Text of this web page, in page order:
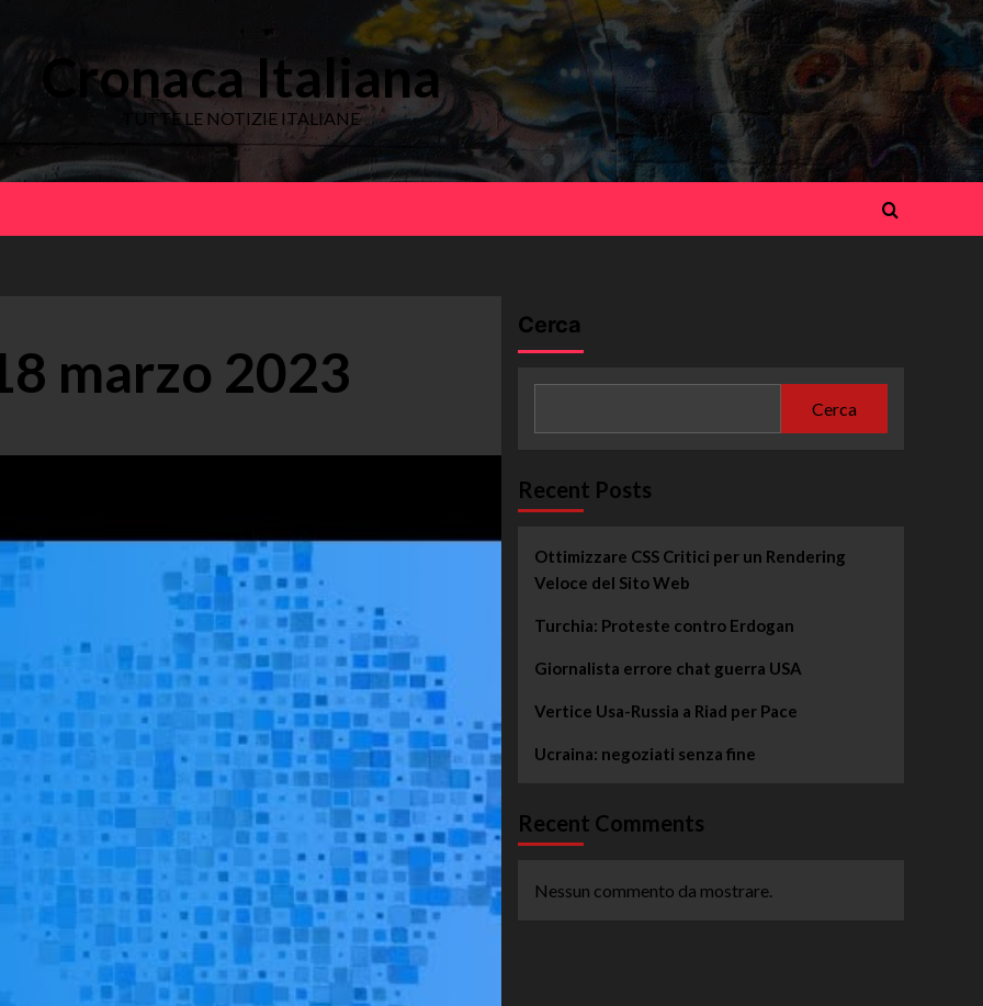
Cronaca Italiana
TUTTE LE NOTIZIE ITALIANE
marzo 2023
Cerca
Cerca
Recent Posts
Ottimizzare CSS Critici per un Rendering
Veloce del Sito Web
Turchia: Proteste contro Erdogan
Giornalista errore chat guerra USA
Vertice Usa-Russia a Riad per Pace
Ucraina: negoziati senza fine
Recent Comments
Nessun commento da mostrare.